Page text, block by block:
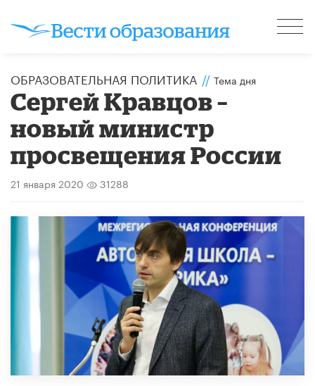
ОБРАЗОВАТЕЛЬНАЯ ПОЛИТИКА // Тема дня
Сергей Кравцов –
новый министр
просвещения России
21 января 2020 31288